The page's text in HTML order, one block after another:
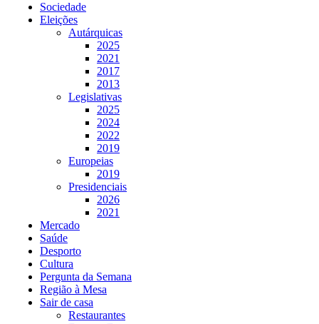
Sociedade
Eleições
Autárquicas
2025
2021
2017
2013
Legislativas
2025
2024
2022
2019
Europeias
2019
Presidenciais
2026
2021
Mercado
Saúde
Desporto
Cultura
Pergunta da Semana
Região à Mesa
Sair de casa
Restaurantes